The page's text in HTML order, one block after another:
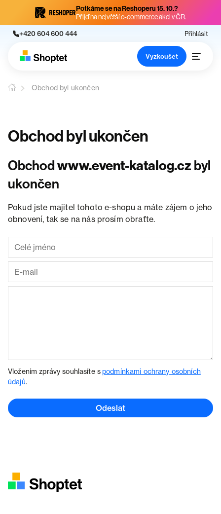
Potkáme se na Reshoperu 15. 10.?
Přijď na největší e-commerce akci v ČR.
+420 604 600 444 Přihlásit
Vyzkoušet
Obchod byl ukončen
Obchod byl ukončen
Obchodwww.event-katalog.cz byl
ukončen
Pokud jste majitel tohoto e-shopu a máte zájem o jeho
obnovení, tak se na nás prosím obraťte.
Vložením zprávy souhlasíte spodmínkami ochrany osobních
údajů.
Odeslat